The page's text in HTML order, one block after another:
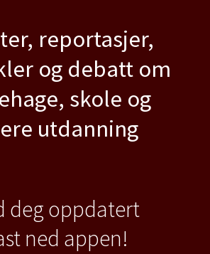
reportasjer,
og debatt om
skole og
utdanning
deg oppdatert
ned appen!